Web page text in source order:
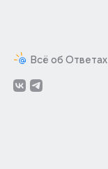
Всё об Ответах